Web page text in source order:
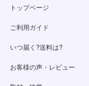
トップページ
ご利用ガイド
いつ届く?送料は?
お客様の声・レビュー